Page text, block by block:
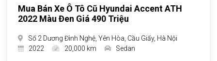
Mua Bán Xe Ô Tô Cũ Hyundai Accent ATH
2022 Màu Đen Giá 490 Triệu
Số 2 Dương Đình Nghệ, Yên Hòa, Cầu Giấy, Hà Nội
2022
20,000 km Sedan